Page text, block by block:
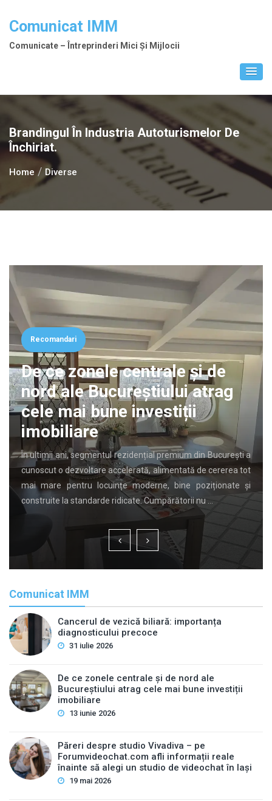
Comunicat IMM
Comunicate – Întreprinderi Mici Și Mijlocii
Brandingul În Industria Autoturismelor De
Închiriat.
Home Diverse
Recomandari
De ce zonele centrale și de
nord ale Bucureștiului atrag
cele mai bune investiții
imobiliare
În ultimii ani, segmentul rezidențial premium din București a
cunoscut o dezvoltare accelerată, alimentată de cererea tot
mai mare pentru locuințe moderne, bine poziționate și
construite la standarde ridicate. Cumpărătorii nu …
Comunicat IMM
Cancerul de vezică biliară: importanța
diagnosticului precoce
31 iulie 2026
De ce zonele centrale și de nord ale
Bucureștiului atrag cele mai bune investiții
imobiliare
13 iunie 2026
Păreri despre studio Vivadiva – pe
Forumvideochat.com afli informații reale
înainte să alegi un studio de videochat în Iași
19 mai 2026